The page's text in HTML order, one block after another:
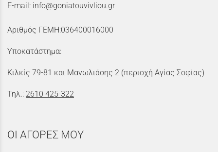
E-mail: info@goniatouvivliou.gr
Αριθμός ΓΕΜΗ:036400016000
Υποκατάστημα:
Κιλκίς 79-81 και Μανωλιάσης 2 (περιοχή Αγίας Σοφίας)
Τηλ.: 2610 425-322
ΟΙ ΑΓΟΡΕΣ ΜΟΥ